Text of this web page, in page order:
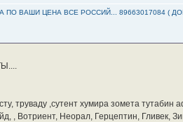
ПО ВАШИ ЦЕНА ВСЕ РОССИЙ... 89663017084 (
труваду ,сутент хумира зомета
, Вотриент, Неорал, Герцептин, Гливек,